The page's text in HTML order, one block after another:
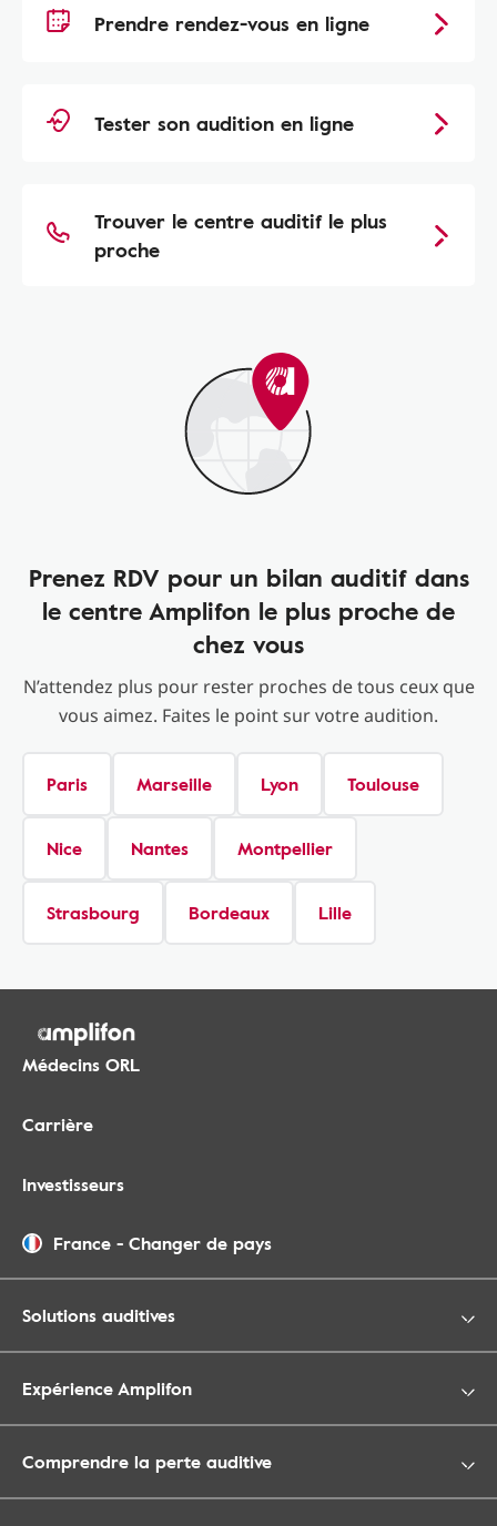
Prendre rendez-vous en ligne
Tester son audition en ligne
Trouver le centre auditif le plus
proche
Prenez RDV pour un bilan auditif dans
le centre Amplifon le plus proche de
chez vous
N’attendez plus pour rester proches de tous ceux que
vous aimez. Faites le point sur votre audition.
Paris Marseille Lyon Toulouse
Nice Nantes Montpellier
Strasbourg Bordeaux Lille
Médecins ORL
Carrière
Investisseurs
France - Changer de pays
Solutions auditives
Expérience Amplifon
Comprendre la perte auditive